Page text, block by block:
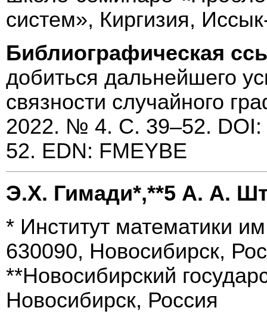
систем», Киргизия,
Библиографическая
добиться дальнейшего
связности случайного
2022. № 4. С. 39–52. DOI:
52. EDN: FMEYBE
Э.Х. Гимади*,**5 А. А.
* Институт математики
630090, Новосибирск,
**Новосибирский
Новосибирск, Россия